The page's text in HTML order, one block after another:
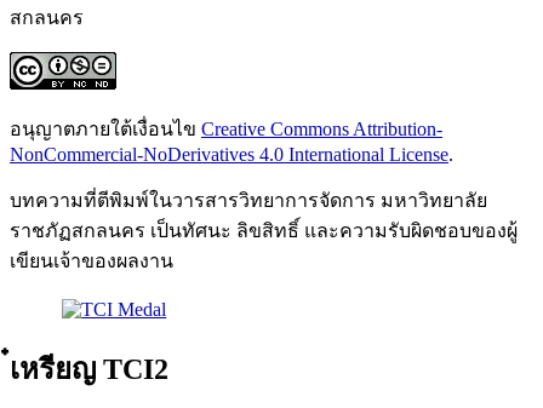
สกลนคร
อนุญาตภายใต้เงื่อนไข Creative Commons Attribution-
NonCommercial-NoDerivatives 4.0 International License.
บทความที่ตีพิมพ์ในวารสารวิทยาการจัดการ มหาวิทยาลัย
ราชภัฏสกลนคร เป็นทัศนะ ลิขสิทธิ์ และความรับผิดชอบของผู้
เขียนเจ้าของผลงาน
๋เหรียญ TCI2